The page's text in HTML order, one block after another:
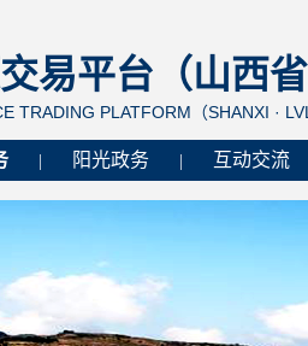
易平台（山西
TRADING PLATFORM（SHANXI ·
阳光政务 互动交流